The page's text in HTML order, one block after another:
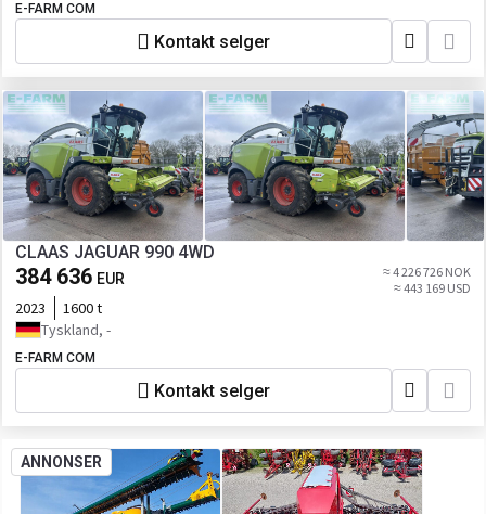
E-FARM COM
Kontakt selger
CLAAS JAGUAR 990 4WD
384 636 EUR
≈ 4 226 726 NOK
≈ 443 169 USD
2023
1600 t
Tyskland, -
E-FARM COM
Kontakt selger
ANNONSER